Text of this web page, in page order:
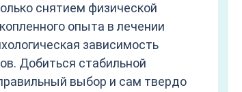
снятием физической
опыта в лечении
зависимость
Добиться стабильной
выбор и сам твердо